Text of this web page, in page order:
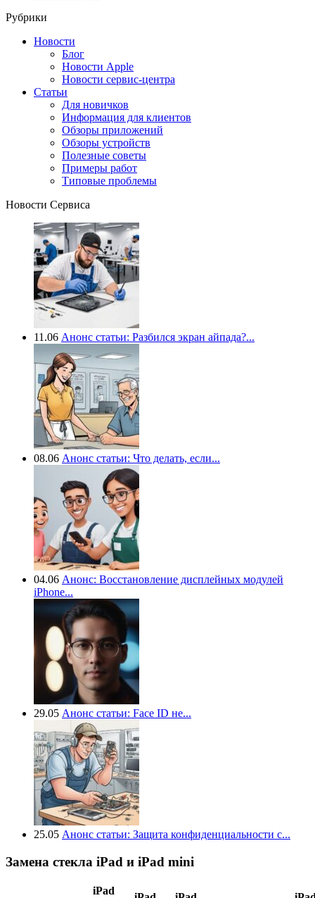
Рубрики
Новости
Блог
Новости Apple
Новости сервис-центра
Статьи
Для новичков
Информация для клиентов
Обзоры приложений
Обзоры устройств
Полезные советы
Примеры работ
Типовые проблемы
Новости Сервиса
11.06 Анонс статьи: Разбился экран айпада?...
08.06 Анонс статьи: Что делать, если...
04.06 Анонс: Восстановление дисплейных модулей
iPhone...
29.05 Анонс статьи: Face ID не...
25.05 Анонс статьи: Защита конфиденциальности с...
Замена стекла iPad и iPad mini
iPad